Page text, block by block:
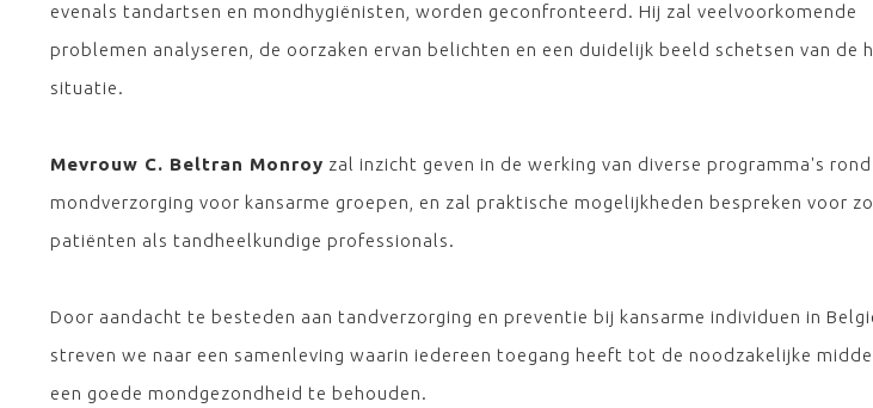
evenals tandartsen en mondhygiënisten, worden geconfronteerd. Hij zal veelvoorkomende
problemen analyseren, de oorzaken ervan belichten en een duidelijk beeld schetsen van de
situatie.
Mevrouw C. Beltran Monroy zal inzicht geven in de werking van diverse programma's rond
mondverzorging voor kansarme groepen, en zal praktische mogelijkheden bespreken voor
patiënten als tandheelkundige professionals.
Door aandacht te besteden aan tandverzorging en preventie bij kansarme individuen in
streven we naar een samenleving waarin iedereen toegang heeft tot de noodzakelijke
een goede mondgezondheid te behouden.